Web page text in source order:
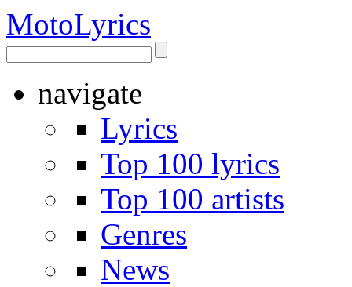
MotoLyrics
navigate
Lyrics
Top 100 lyrics
Top 100 artists
Genres
News